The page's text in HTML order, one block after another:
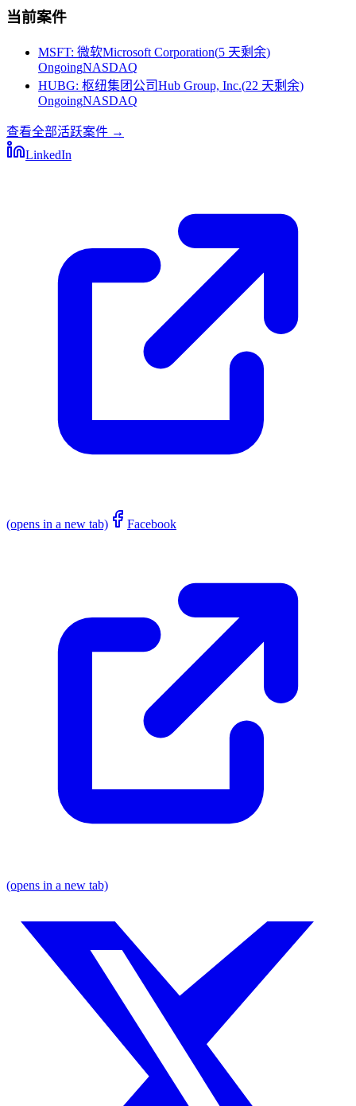
当前案件
MSFT: 微软Microsoft Corporation(5 天剩余)
OngoingNASDAQ
HUBG: 枢纽集团公司Hub Group, Inc.(22 天剩余)
OngoingNASDAQ
查看全部活跃案件 →
LinkedIn
(opens in a new tab) Facebook
(opens in a new tab)